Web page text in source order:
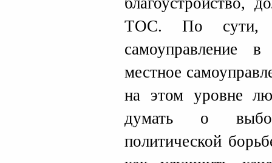
ТОС. По сути,
самоуправление
местное
на этом уровне
думать о
политической